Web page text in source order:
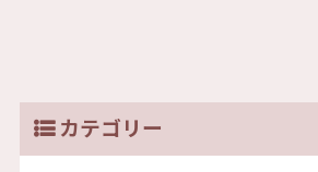
カテゴリー